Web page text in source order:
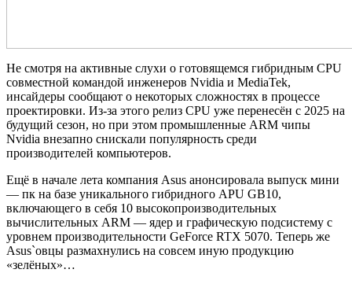
Не смотря на активные слухи о готовящемся гибридным CPU
совместной командой инженеров Nvidia и MediaTek,
инсайдеры сообщают о некоторых сложностях в процессе
проектировки. Из-за этого релиз CPU уже перенесён с 2025 на
будущий сезон, но при этом промышленные ARM чипы
Nvidia внезапно снискали популярность среди
производителей компьютеров.
Ещё в начале лета компания Asus анонсировала выпуск мини
— пк на базе уникального гибридного APU GB10,
включающего в себя 10 высокопроизводительных
вычислительных ARM — ядер и графическую подсистему с
уровнем производительности GeForce RTX 5070. Теперь же
Asus`овцы размахнулись на совсем иную продукцию
«зелёных»…